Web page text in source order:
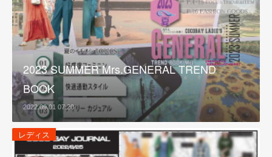
2023 SUMMER Mrs.GENERAL TREND
BOOK
2022.09.01 07:20
レディス